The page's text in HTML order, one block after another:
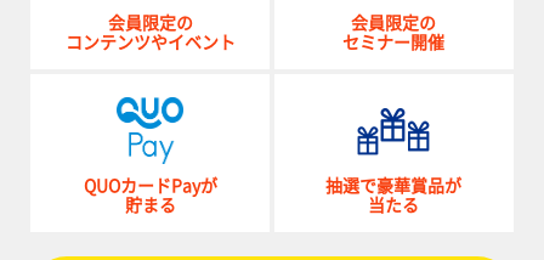
会員限定の
コンテンツやイベント
会員限定の
セミナー開催
QUOカードPayが
貯まる
抽選で豪華賞品が
当たる